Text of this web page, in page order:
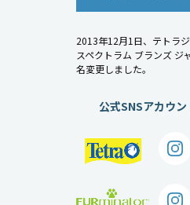
2013年12月1日、テトラジ
スペクトラム ブランズ ジ
名変更しました。
公式SNSアカウ